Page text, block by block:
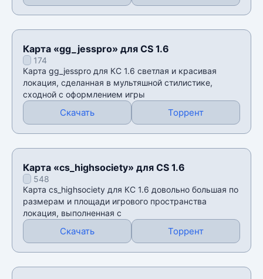
Карта «gg_jesspro» для CS 1.6
174
Карта gg_jesspro для КС 1.6 светлая и красивая
локация, сделанная в мультяшной стилистике,
сходной с оформлением игры
Скачать Торрент
Карта «cs_highsociety» для CS 1.6
548
Карта cs_highsociety для КС 1.6 довольно большая по
размерам и площади игрового пространства
локация, выполненная с
Скачать Торрент